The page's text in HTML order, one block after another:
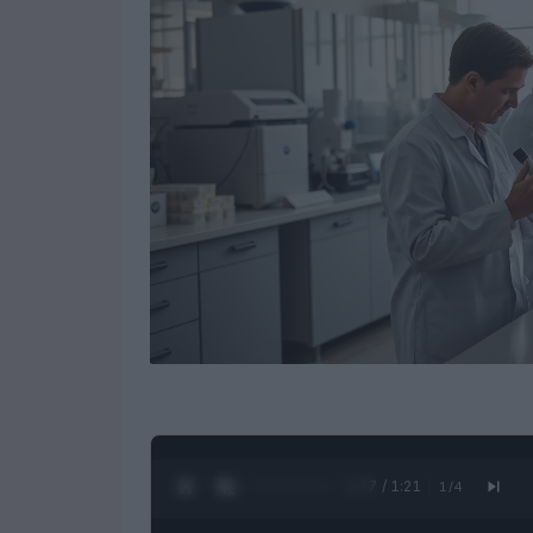
0:28 / 1:21 1 /4